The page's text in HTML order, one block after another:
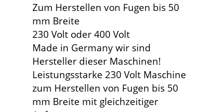
Zum Herstellen von Fugen bis 50
mm Breite
230 Volt oder 400 Volt
Made in Germany wir sind
Hersteller dieser Maschinen!
Leistungsstarke 230 Volt Maschine
zum Herstellen von Fugen bis 50
mm Breite mit gleichzeitiger